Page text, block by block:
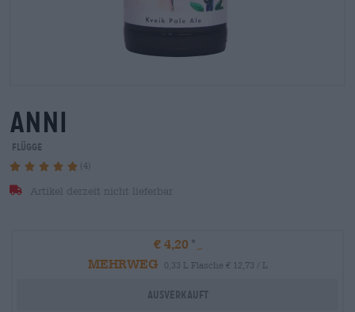
anni
Flügge
(4)
Artikel derzeit nicht lieferbar
€ 4,20
MEHRWEG
0,33 L Flasche € 12,73 / L
Ausverkauft